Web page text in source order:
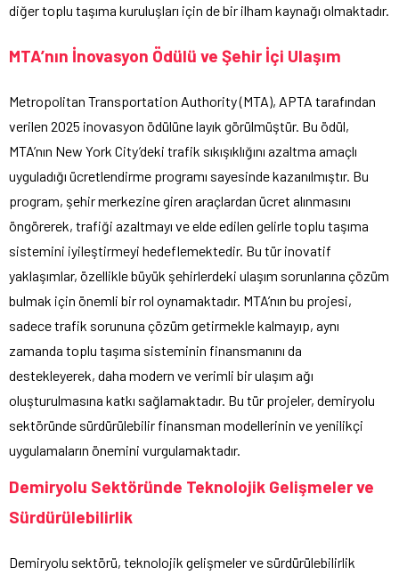
diğer toplu taşıma kuruluşları için de bir ilham kaynağı olmaktadır.
MTA’nın İnovasyon Ödülü ve Şehir İçi Ulaşım
Metropolitan Transportation Authority (MTA), APTA tarafından
verilen 2025 inovasyon ödülüne layık görülmüştür. Bu ödül,
MTA’nın New York City’deki trafik sıkışıklığını azaltma amaçlı
uyguladığı ücretlendirme programı sayesinde kazanılmıştır. Bu
program, şehir merkezine giren araçlardan ücret alınmasını
öngörerek, trafiği azaltmayı ve elde edilen gelirle toplu taşıma
sistemini iyileştirmeyi hedeflemektedir. Bu tür inovatif
yaklaşımlar, özellikle büyük şehirlerdeki ulaşım sorunlarına çözüm
bulmak için önemli bir rol oynamaktadır. MTA’nın bu projesi,
sadece trafik sorununa çözüm getirmekle kalmayıp, aynı
zamanda toplu taşıma sisteminin finansmanını da
destekleyerek, daha modern ve verimli bir ulaşım ağı
oluşturulmasına katkı sağlamaktadır. Bu tür projeler, demiryolu
sektöründe sürdürülebilir finansman modellerinin ve yenilikçi
uygulamaların önemini vurgulamaktadır.
Demiryolu Sektöründe Teknolojik Gelişmeler ve
Sürdürülebilirlik
Demiryolu sektörü, teknolojik gelişmeler ve sürdürülebilirlik